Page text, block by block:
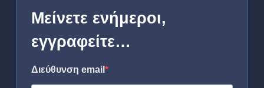
Μείνετε ενήμεροι,
εγγραφείτε…
Διεύθυνση email